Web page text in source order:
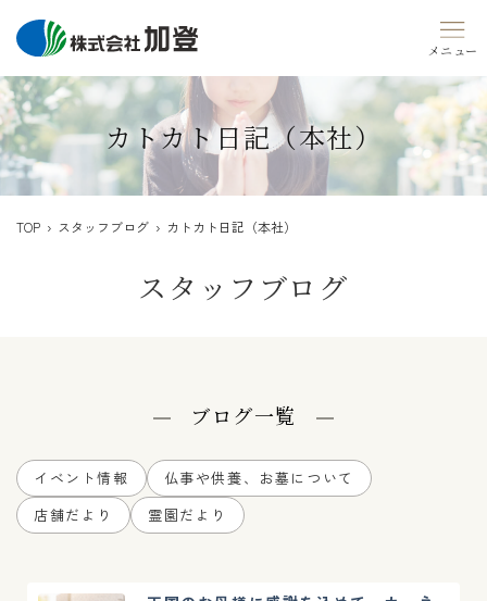
to
カトカト日記（本社）
TOP › スタッフブログ › カトカト日記（本社）
スタッフブログ
ブログ一覧
イベント情報
仏事や供養、お墓について
店舗だより
霊園だより